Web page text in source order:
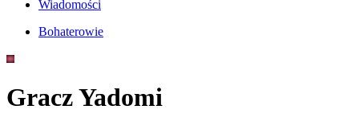
Wiadomości
Bohaterowie
Gracz Yadomi